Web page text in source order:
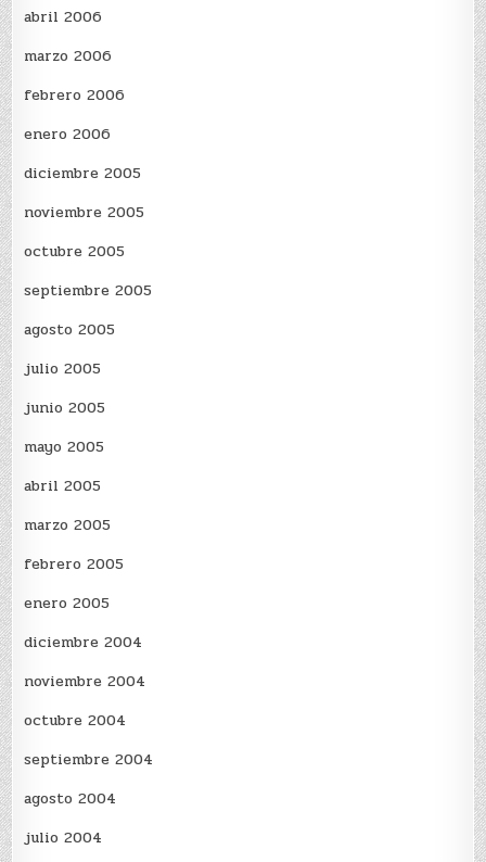
abril 2006
marzo 2006
febrero 2006
enero 2006
diciembre 2005
noviembre 2005
octubre 2005
septiembre 2005
agosto 2005
julio 2005
junio 2005
mayo 2005
abril 2005
marzo 2005
febrero 2005
enero 2005
diciembre 2004
noviembre 2004
octubre 2004
septiembre 2004
agosto 2004
julio 2004